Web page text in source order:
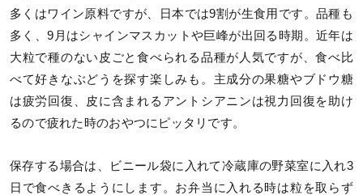
多くはワイン原料ですが、日本では9割が生食用です。品種も
多く、9月はシャインマスカットや巨峰が出回る時期。近年は
大粒で種のない皮ごと食べられる品種が人気ですが、食べ比
べて好きなぶどうを探す楽しみも。主成分の果糖やブドウ糖
は疲労回復、皮に含まれるアントシアニンは視力回復を助け
るので疲れた時のおやつにピッタリです。
保存する場合は、ビニール袋に入れて冷蔵庫の野菜室に入れ3
日で食べきるようにします。お弁当に入れる時は粒を取らず